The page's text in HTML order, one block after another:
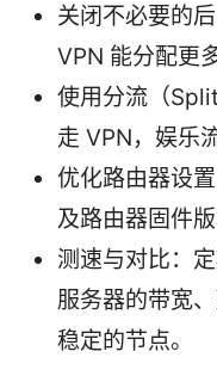
关闭不必要的
VPN 能分配更
使用分流（
走 VPN，娱乐
优化路由器设
及路由器固件
测速与对比：
服务器的带宽
稳定的节点。